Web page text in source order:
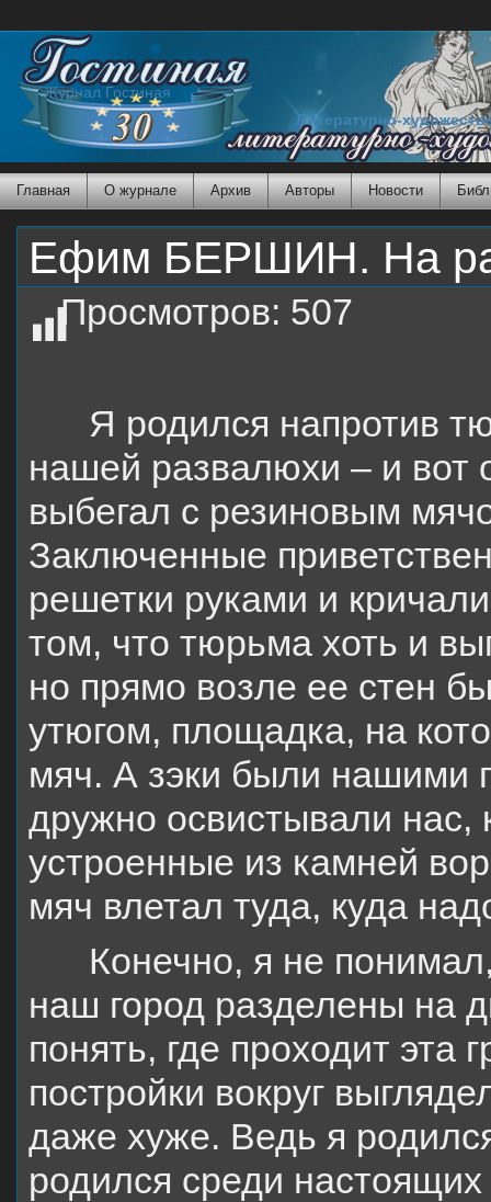
Журнал Гостиная
Литературно-
Главная О журнале Архив Авторы Новости
Ефим БЕРШИН. На
Просмотров: 507
Я родился напротив
нашей развалюхи – и вот
выбегал с резиновым
Заключенные
решетки руками и
том, что тюрьма хоть и
но прямо возле ее стен
утюгом, площадка, на
мяч. А зэки были
дружно освистывали нас,
устроенные из камней
мяч влетал туда, куда
Конечно, я не
наш город разделены на
понять, где проходит эта
постройки вокруг
даже хуже. Ведь я
родился среди